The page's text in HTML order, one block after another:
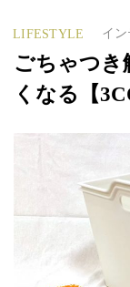
LIFESTYLE イ
ごちゃつき
くなる【